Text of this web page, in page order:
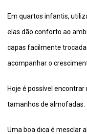
Em quartos infantis,
elas dão conforto ao
capas facilmente
acompanhar o
Hoje é possível
tamanhos de almofadas.
Uma boa dica é mesclar